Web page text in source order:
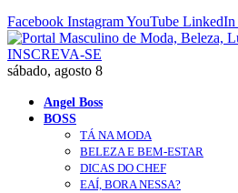
Facebook InstagramYouTube LinkedIn
INSCREVA-SE
sábado, agosto 8
Angel Boss
BOSS
TÁ NA MODA
BELEZA E BEM-ESTAR
DICAS DO CHEF
EAÍ, BORA NESSA?